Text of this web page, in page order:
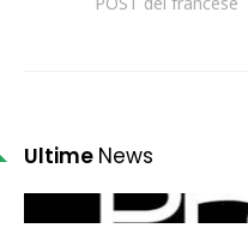
Ultime News